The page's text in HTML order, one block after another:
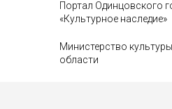
Портал Одинцовского
«Культурное наследие»
Министерство
области